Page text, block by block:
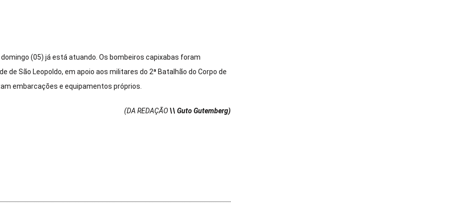
(05) já está atuando. Os bombeiros capixabas foram
de São Leopoldo, em apoio aos militares do 2ª Batalhão do Corpo de
embarcações e equipamentos próprios.
(DA REDAÇÃO \\ Guto Gutemberg)